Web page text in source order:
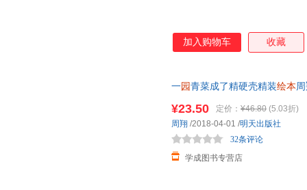
加入购物车 收藏
一园 青菜成了精硬壳精装绘本
¥23.50 定价： ¥46.80 (5.03折)
学成图书专营店
32条评论
周翔 /2018-04-01 /明天出版社